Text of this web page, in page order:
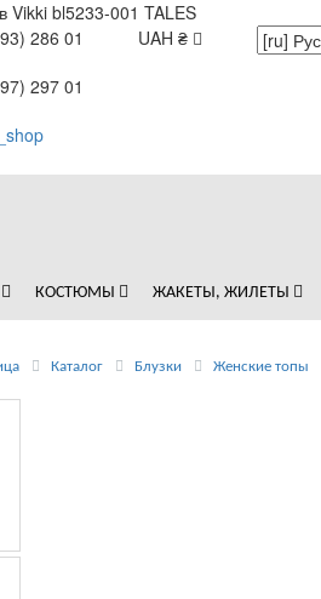
Vikki bl5233-001 TALES
286 01
297 01
UAH ₴
КОСТЮМЫ ЖАКЕТЫ, ЖИЛЕТЫ
Каталог Блузки Женские топы